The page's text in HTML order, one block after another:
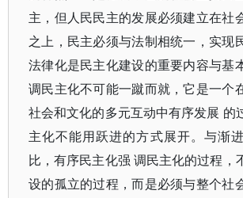
主，但人民民主的发展必须建立在社
之上，民主必须与法制相统一，实现
法律化是民主化建设的重要内容与基
调民主化不可能一蹴而就，它是一个
社会和文化的多元互动中有序发展 的
主化不能用跃进的方式展开。与渐
比，有序民主化强 调民主化的过程，
设的孤立的过程，而是必须与整个社